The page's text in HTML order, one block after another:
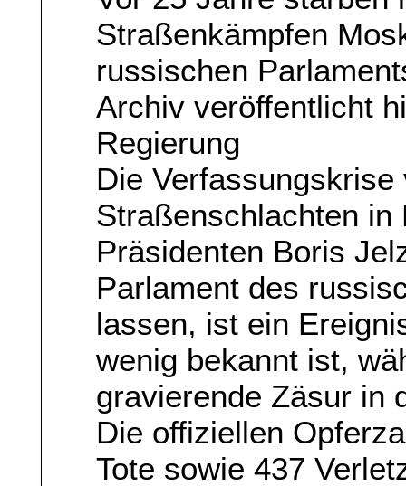
Straßenkämpfen
russischen
Archiv veröffentlicht
Regierung
Die
Straßenschlachten in
Präsidenten Boris
Parlament des
lassen, ist ein
wenig bekannt ist,
gravierende Zäsur in
Die offiziellen
Tote sowie 437